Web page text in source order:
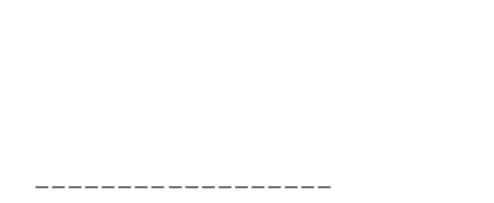
ーーーーーーーーーーーーーーーーーー